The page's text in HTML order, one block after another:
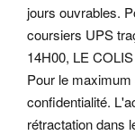
jours ouvrables.
coursiers UPS
14H00, LE
Pour le
confidentialité.
rétractation dans